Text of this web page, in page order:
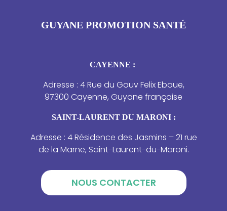
GUYANE PROMOTION SANTÉ
CAYENNE :
Adresse : 4 Rue du Gouv Felix Eboue,
97300 Cayenne, Guyane française
SAINT-LAURENT DU MARONI :
Adresse : 4 Résidence des Jasmins – 21 rue
de la Marne, Saint-Laurent-du-Maroni.
NOUS CONTACTER